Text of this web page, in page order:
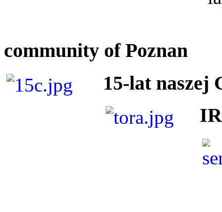
community of Poznan
15-lat naszej